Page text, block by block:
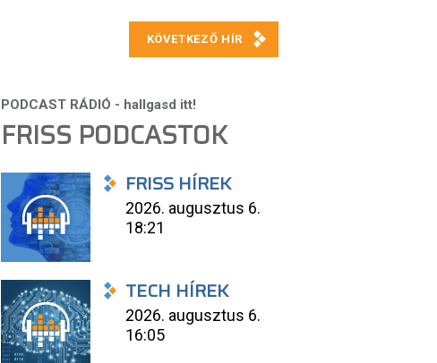
FRISS PODCASTOK
FRISS HÍREK
2026. augusztus 6.
18:21
TECH HÍREK
2026. augusztus 6.
16:05